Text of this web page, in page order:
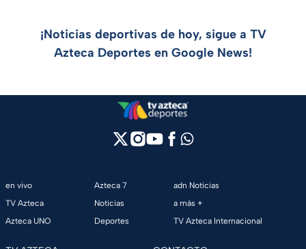
¡Noticias deportivas de hoy, sigue a TV
Azteca Deportes en Google News!
en vivo
TV Azteca
Azteca UNO
Azteca 7
Noticias
Deportes
adn Noticias
a más +
TV Azteca Internacional